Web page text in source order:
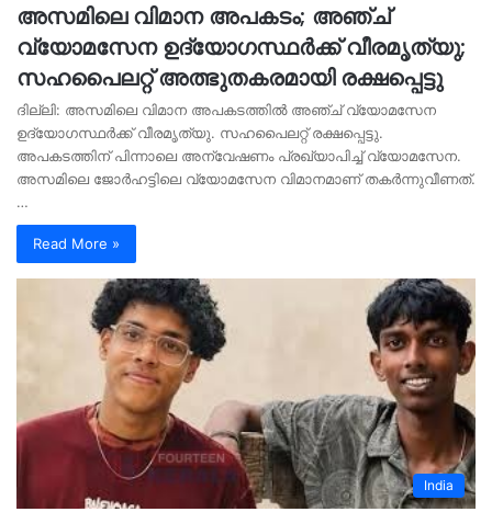
അസമിലെ വിമാന അപകടം; അഞ്ച്
വ്യോമസേന ഉദ്യോ​ഗസ്ഥർക്ക് വീരമൃത്യു;
സഹപൈലറ്റ് അത്ഭുതകരമായി രക്ഷപ്പെട്ടു
ദില്ലി: അസമിലെ വിമാന അപകടത്തിൽ അഞ്ച് വ്യോമസേന
ഉദ്യോ​ഗസ്ഥർക്ക് വീരമൃത്യു. സഹപൈലറ്റ് രക്ഷപ്പെട്ടു.
അപകടത്തിന് പിന്നാലെ അന്വേഷണം പ്രഖ്യാപിച്ച് വ്യോമസേന.
അസമിലെ ജോർഹട്ടിലെ വ്യോമസേന വിമാനമാണ് തകർന്നുവീണത്.
…
Read More »
India